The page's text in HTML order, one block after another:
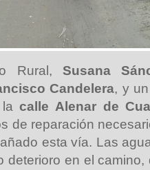
Rural, Susana
Candelera, y
lacalle Alenar de
de reparación
esta vía. Las
deterioro en el